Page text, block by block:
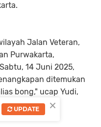
Jalan Veteran,
Purwakarta,
14 Juni 2025,
ditemukan
bong," ucap Yudi,
×
UPDATE